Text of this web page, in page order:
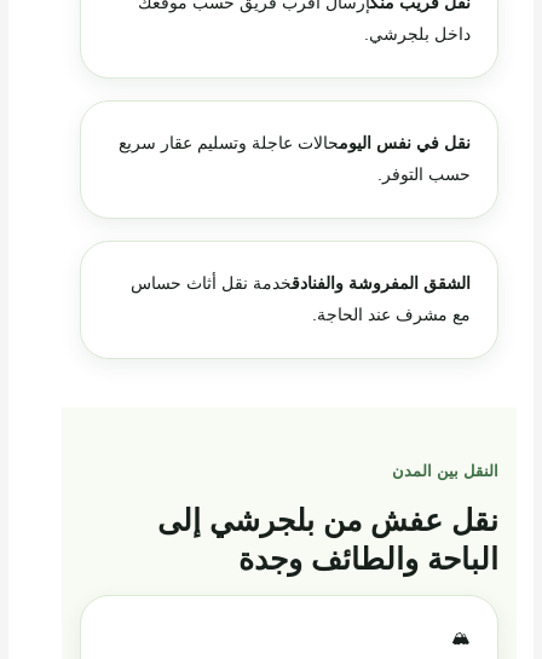
داخل بلجرشي.
نقل في نفس اليومحالات عاجلة وتسليم عقار سريع
حسب التوفر.
الشقق المفروشة والفنادقخدمة نقل أثاث حساس
مع مشرف عند الحاجة.
النقل بين المدن
نقل عفش من بلجرشي إلى
الباحة والطائف وجدة
🏔️